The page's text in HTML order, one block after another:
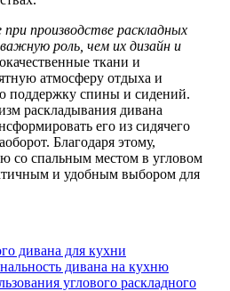
производстве раскладных
роль, чем их дизайн и
ткани и
атмосферу отдыха и
поддержку спины и сидений.
раскладывания дивана
его из сидячего
Благодаря этому,
со спальным местом в угловом
и удобным выбором для
дивана для кухни
дивана на кухню
углового раскладного